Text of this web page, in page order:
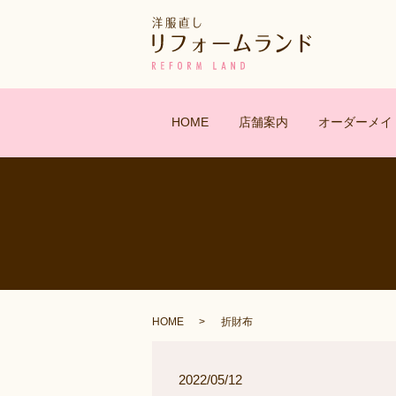
HOME 店舗案内 オーダーメイ
HOME 折財布
2022/05/12